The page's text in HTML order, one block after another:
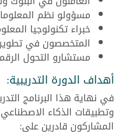
مسؤولو نظم
خبراء تكنولوجيا
المتخصصون في تطوير
مستشارو التحول
أهداف الدورة التدريبية:
في نهاية هذا البرنامج
وتطبيقات الذكاء
المشاركون قادرين على: